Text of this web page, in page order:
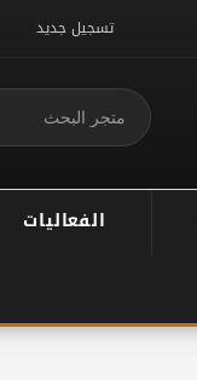
تسجيل جديد
الفعاليات